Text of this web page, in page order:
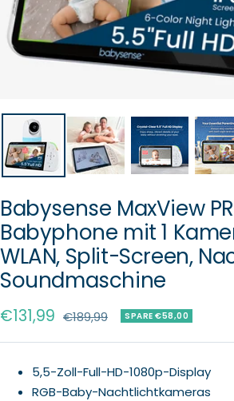
Babysense MaxView
Babyphone mit 1
WLAN, Split-Screen,
Soundmaschine
Angebotspreis
€131,99 Regulärer
€189,99 SPARE €58,00
5,5-Zoll-Full-HD-1080p-Display
RGB-Baby-Nachtlichtkameras